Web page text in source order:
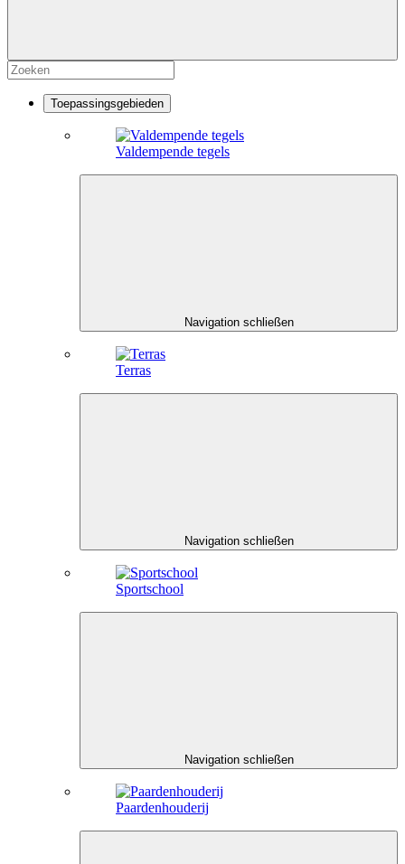
Toepassingsgebieden
Valdempende tegels
Navigation schließen
Terras
Navigation schließen
Sportschool
Navigation schließen
Paardenhouderij